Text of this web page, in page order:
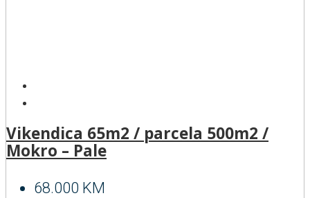
Vikendica 65m2 / parcela 500m2 /
Mokro – Pale
68.000 KM